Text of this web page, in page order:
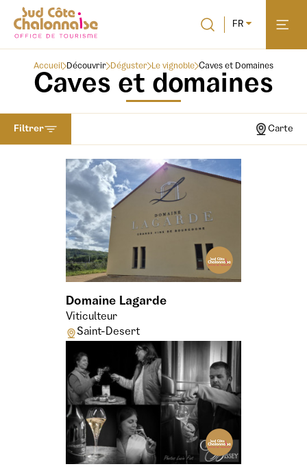
FR
Accueil Découvrir Déguster Le vignoble Caves et Domaines
Caves et domaines
Filtrer Carte
Domaine Lagarde
Viticulteur
Saint-Desert